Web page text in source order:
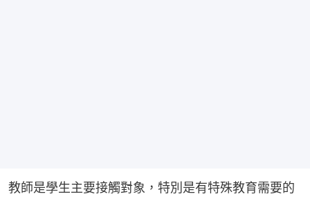
教師是學生主要接觸對象，特別是有特殊教育需要的